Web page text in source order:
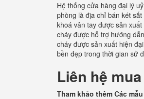
Hệ thống cửa hàng đại lý
phòng là địa chỉ bán két
khoá vân tay được sản
cháy được hỗ trợ hướng
cháy được sản xuất hiện
bền đẹp trong thời gian sử
Liên hệ
Tham khảo thêm Các